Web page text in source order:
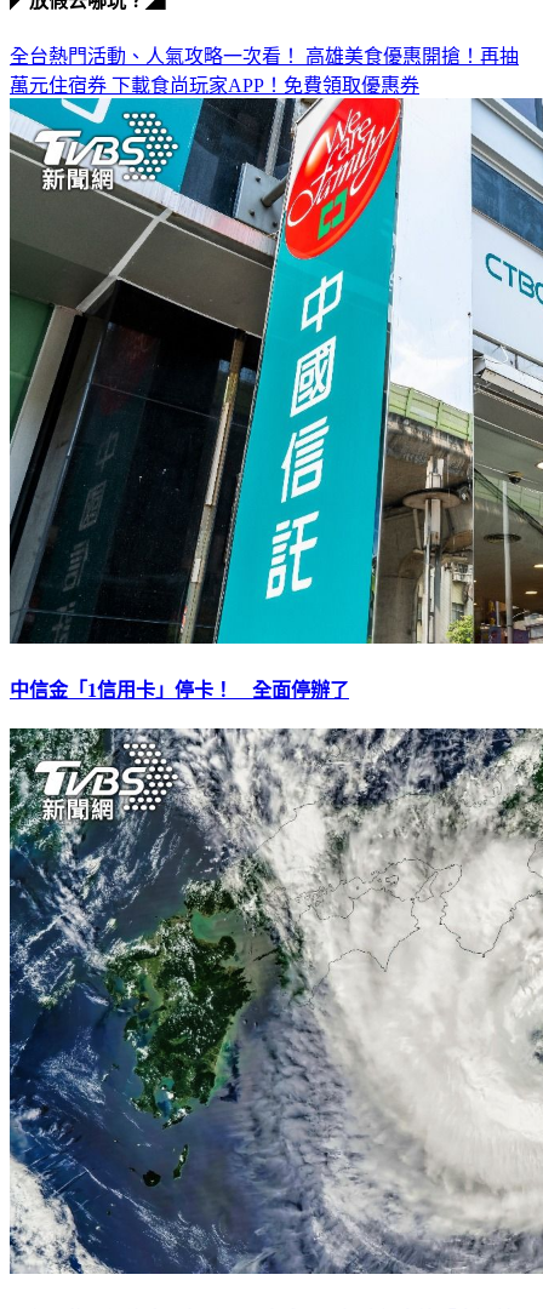
全台熱門活動、人氣攻略一次看！ 高雄美食優惠開搶！再抽
萬元住宿券 下載食尚玩家APP！免費領取優惠券
中信金「1信用卡」停卡！ 全面停辦了